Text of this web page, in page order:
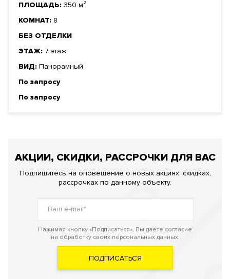
ПЛОЩАДЬ: 350 м²
КОМНАТ: 8
БЕЗ ОТДЕЛКИ
ЭТАЖ: 7 этаж
ВИД: Панорамный
По запросу
По запросу
АКЦИИ, СКИДКИ, РАССРОЧКИ ДЛЯ ВАС
Подпишитесь на оповещение о новых акциях, скидках,
рассрочках по данному объекту.
Нажимая кнопку «Подписаться», Вы даете согласие
на обработку своих персональных данных.
ПОДПИСАТЬСЯ